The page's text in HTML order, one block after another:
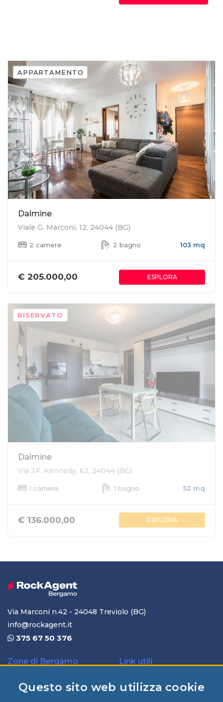
APPARTAMENTO
Dalmine
Viale G. Marconi, 12, 24044 (BG)
2 camere 2 bagno 103 mq
€ 205.000,00 ESPLORA
RISERVATO
Dalmine
Via J.F. Kennedy, 62, 24044 (BG)
1 camera 1 bagno 52 mq
€ 136.000,00 ESPLORA
Via Marconi n.42 - 24048 Treviolo (BG)
info@rockagent.it
375 67 50 376
Zone di Bergamo
Lallio
Link utili
Contatti&Info
Questo sito web utilizza cookie